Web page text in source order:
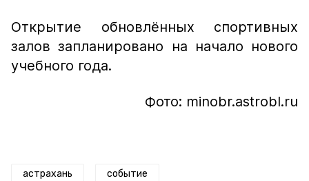
Открытие обновлённых спортивных
залов запланировано на начало нового
учебного года.
Фото: minobr.astrobl.ru
астрахань событие